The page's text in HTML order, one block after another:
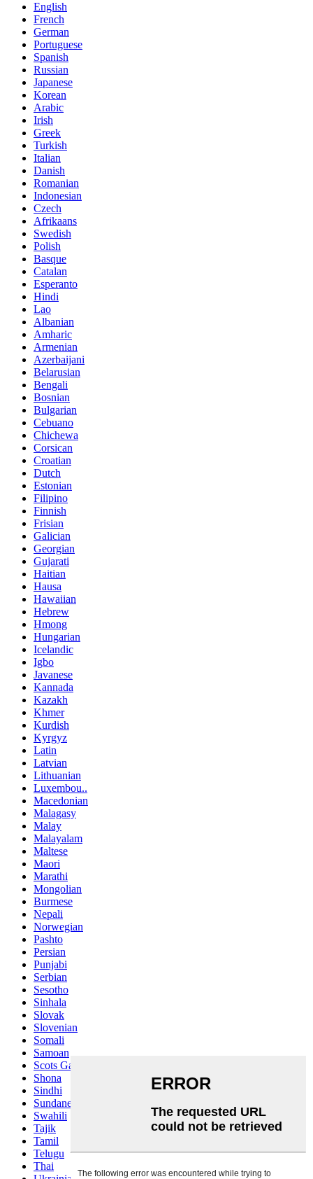
English
French
German
Portuguese
Spanish
Russian
Japanese
Korean
Arabic
Irish
Greek
Turkish
Italian
Danish
Romanian
Indonesian
Czech
Afrikaans
Swedish
Polish
Basque
Catalan
Esperanto
Hindi
Lao
Albanian
Amharic
Armenian
Azerbaijani
Belarusian
Bengali
Bosnian
Bulgarian
Cebuano
Chichewa
Corsican
Croatian
Dutch
Estonian
Filipino
Finnish
Frisian
Galician
Georgian
Gujarati
Haitian
Hausa
Hawaiian
Hebrew
Hmong
Hungarian
Icelandic
Igbo
Javanese
Kannada
Kazakh
Khmer
Kurdish
Kyrgyz
Latin
Latvian
Lithuanian
Luxembou..
Macedonian
Malagasy
Malay
Malayalam
Maltese
Maori
Marathi
Mongolian
Burmese
Nepali
Norwegian
Pashto
Persian
Punjabi
Serbian
Sesotho
Sinhala
Slovak
Slovenian
Somali
Samoan
Scots Gaelic
Shona
Sindhi
Sundanese
Swahili
Tajik
Tamil
Telugu
Thai